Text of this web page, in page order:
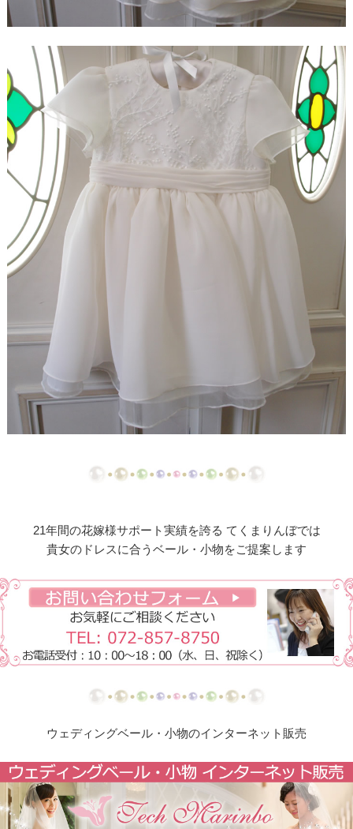
【ドレスリメイク】豪華レースのミニチュアドレス
【ドレスリメイク】オーバードレス付きのベビード
レス
【ドレスリメイク】バッグ＆ポーチとフォトスタン
【ドレスリメイク】シフォンオーガンジーのベビー
ドレス
【ドレスリメイク】フリルとレースの幸せベビード
レス
【ドレスリメイク】ラッフルフリルのベビードレス
【ドレスリメイク】ピンクフリルのベビードレス
【ドレスリメイク】豪華レースのベビードレス＆お
くるみ
【ドレスリメイク】3世代をつなぐベビードレス
【ドレスリメイク】ベスト付きのタキシード風ベビ
【ドレスリメイク】オーガンジーレースの華やかベ
【ドレスリメイク】ふくさとベビーヘッドリボン
【ドレスリメイク】レース使いのベビードレス＆ス
タイ
【ドレスリメイク】総レースのお宮参りケープ
【ドレスリメイク】アシメトリーなレース使いのミ
ニチュアドレス
21年間の花嫁様サポート実績を誇る てくまりんぼでは
貴女のドレスに合うベール・小物をご提案します
ウェディングベール・小物のインターネット販売